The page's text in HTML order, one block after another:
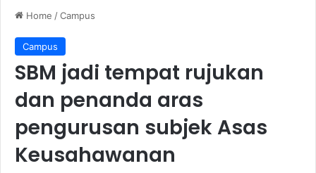
Home /Campus
Campus
SBM jadi tempat rujukan
dan penanda aras
pengurusan subjek Asas
Keusahawanan